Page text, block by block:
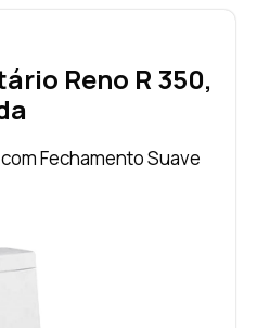
Reno R 350,
Fechamento Suave